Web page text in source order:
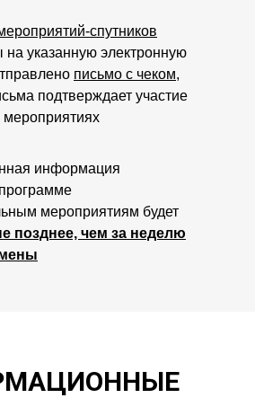
информация
мероприятиям будет
позднее, чем за неделю
спутников
на указанную электронную
письмо с чеком,
подтверждает участие